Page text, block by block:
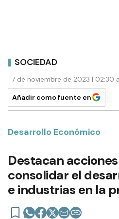
SOCIEDAD
7 de noviembre de 2023 | 02:30
Añadir como fuente en
Desarrollo Económico
Destacan
consolidar el
e industrias en la